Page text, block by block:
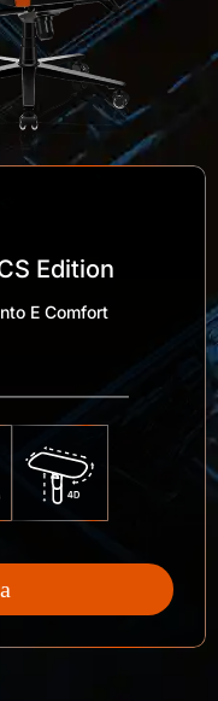
Edition
E Comfort